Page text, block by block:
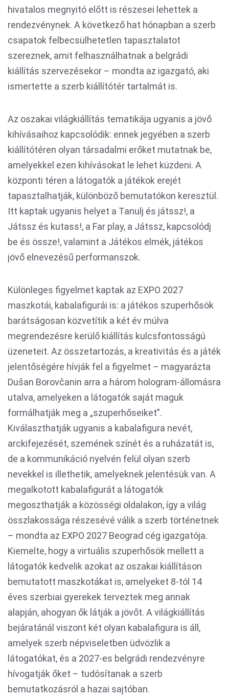
hivatalos megnyitó előtt is részesei lehettek a
rendezvénynek. A következő hat hónapban a szerb
csapatok felbecsülhetetlen tapasztalatot
szereznek, amit felhasználhatnak a belgrádi
kiállítás szervezésekor – mondta az igazgató, aki
ismertette a szerb kiállítótér tartalmát is.
Az oszakai világkiállítás tematikája ugyanis a jövő
kihívásaihoz kapcsolódik: ennek jegyében a szerb
kiállítótéren olyan társadalmi erőket mutatnak be,
amelyekkel ezen kihívásokat le lehet küzdeni. A
központi téren a látogatók a játékok erejét
tapasztalhatják, különböző bemutatókon keresztül.
Itt kaptak ugyanis helyet a Tanulj és játssz!, a
Játssz és kutass!, a Far play, a Játssz, kapcsolódj
be és össze!, valamint a Játékos elmék, játékos
jövő elnevezésű performanszok.
Különleges figyelmet kaptak az EXPO 2027
maszkotái, kabalafigurái is: a játékos szuperhősök
barátságosan közvetítik a két év múlva
megrendezésre kerülő kiállítás kulcsfontosságú
üzeneteit. Az összetartozás, a kreativitás és a játék
jelentőségére hívják fel a figyelmet – magyarázta
Dušan Borovčanin arra a három hologram-állomásra
utalva, amelyeken a látogatók saját maguk
formálhatják meg a „szuperhőseiket”.
Kiválaszthatják ugyanis a kabalafigura nevét,
arckifejezését, szemének színét és a ruházatát is,
de a kommunikáció nyelvén felül olyan szerb
nevekkel is illethetik, amelyeknek jelentésük van. A
megalkotott kabalafigurát a látogatók
megoszthatják a közösségi oldalakon, így a világ
összlakossága részesévé válik a szerb történetnek
– mondta az EXPO 2027 Beograd cég igazgatója.
Kiemelte, hogy a virtuális szuperhősök mellett a
látogatók kedvelik azokat az oszakai kiállításon
bemutatott maszkotákat is, amelyeket 8-tól 14
éves szerbiai gyerekek terveztek meg annak
alapján, ahogyan ők látják a jövőt. A világkiállítás
bejáratánál viszont két olyan kabalafigura is áll,
amelyek szerb népviseletben üdvözlik a
látogatókat, és a 2027-es belgrádi rendezvényre
hívogatják őket – tudósítanak a szerb
bemutatkozásról a hazai sajtóban.